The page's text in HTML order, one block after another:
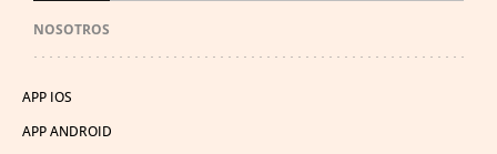
NOSOTROS
APP IOS
APP ANDROID